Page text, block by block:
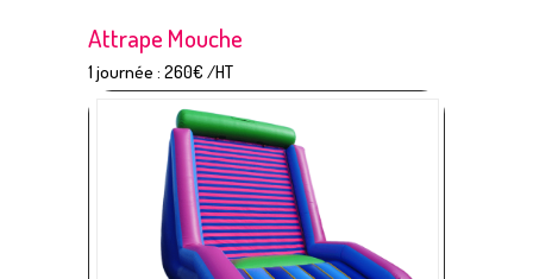
Attrape Mouche
1 journée : 260€ /HT